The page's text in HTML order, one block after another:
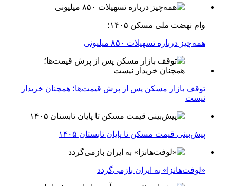
وام نهضت ملی مسکن ۱۴۰۵؛
همه‌چیز درباره تسهیلات ۸۵۰ میلیونی
توقف بازار مسکن پس از پرش قیمت‌ها؛ همچنان خریدار
نیست
پیش‌بینی قیمت مسکن تا پایان تابستان ۱۴۰۵
«لوفت‌هانزا» به ایران بازمی‌گردد